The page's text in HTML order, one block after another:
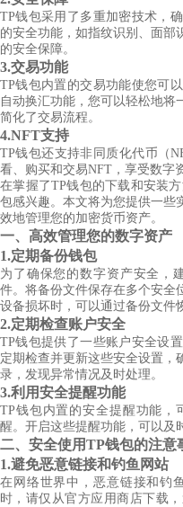
TP钱包采用了多重加密技术，
的安全功能，如指纹识别、面部
的安全保障。
3.交易功能
TP钱包内置的交易功能使您可
自动换汇功能，您可以轻松地将
简化了交易流程。
4.NFT支持
TP钱包还支持非同质化代币（
看、购买和交易NFT，享受数字
在掌握了TP钱包的下载和安装
包感兴趣。本文将为您提供一些
效地管理您的加密货币资产。
一、高效管理您的数字资产
1.定期备份钱包
为了确保您的数字资产安全，
件。将备份文件保存在多个安全
设备损坏时，可以通过备份文件
2.定期检查账户安全
TP钱包提供了一些账户安全设
定期检查并更新这些安全设置，
录，发现异常情况及时处理。
3.利用安全提醒功能
TP钱包内置的安全提醒功能，
醒。开启这些提醒功能，可以及
二、安全使用TP钱包的注意
1.避免恶意链接和钓鱼网站
在网络世界中，恶意链接和钓
时，请仅从官方应用商店下载